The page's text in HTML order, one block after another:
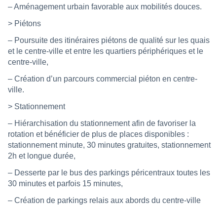
– Aménagement urbain favorable aux mobilités douces.
> Piétons
– Poursuite des itinéraires piétons de qualité sur les quais
et le centre-ville et entre les quartiers périphériques et le
centre-ville,
– Création d’un parcours commercial piéton en centre-
ville.
> Stationnement
– Hiérarchisation du stationnement afin de favoriser la
rotation et bénéficier de plus de places disponibles :
stationnement minute, 30 minutes gratuites, stationnement
2h et longue durée,
– Desserte par le bus des parkings péricentraux toutes les
30 minutes et parfois 15 minutes,
– Création de parkings relais aux abords du centre-ville